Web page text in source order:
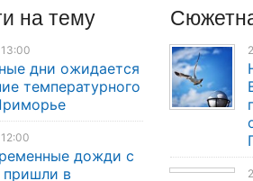
на тему
дни ожидается
температурного
дожди с
пришли в